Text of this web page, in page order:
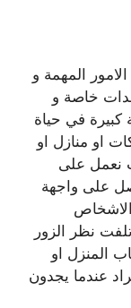
المهمة و
خاصة و
كبيرة في حياة
او منازل او
نعمل على
على واجهة
نظر الزور
المنزل او
عندما يجدون